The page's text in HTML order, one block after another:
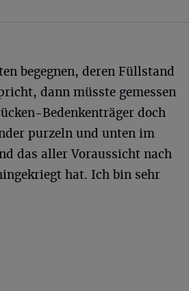
begegnen, deren Füllstand
dann müsste gemessen
Bedenkenträger doch
purzeln und unten im
das aller Voraussicht nach
hat. Ich bin sehr